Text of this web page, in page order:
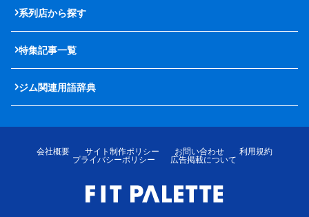
系列店から探す
特集記事一覧
ジム関連用語辞典
会社概要 サイト制作ポリシー お問い合わせ
利用規約
プライバシーポリシー
広告掲載について